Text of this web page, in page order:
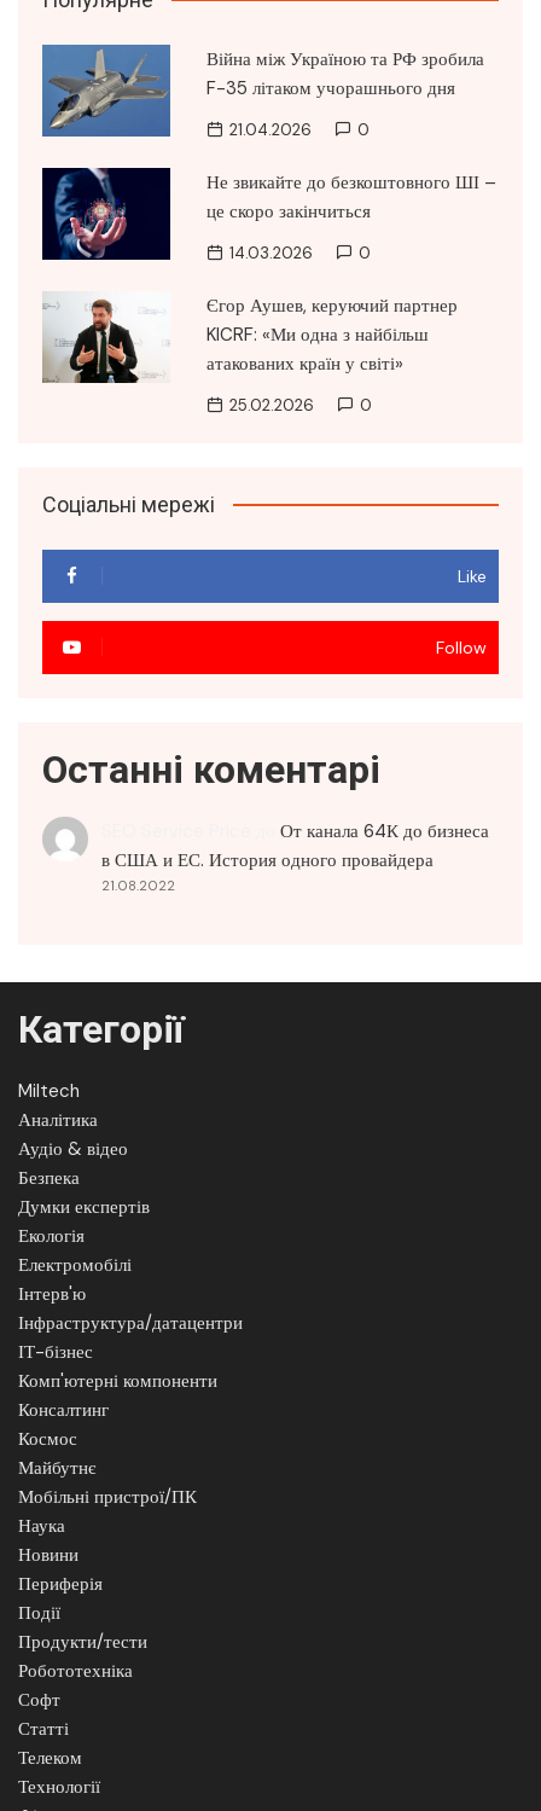
Війна між Україною та РФ зробила
F-35 літаком учорашнього дня
21.04.2026 0
Не звикайте до безкоштовного ШІ –
це скоро закінчиться
14.03.2026 0
Єгор Аушев, керуючий партнер
KICRF: «Ми одна з найбільш
атакованих країн у світі»
25.02.2026 0
Соціальні мережі
Like
Follow
Останні коментарі
От канала 64К до бизнеса
в США и ЕС. История одного провайдера
21.08.2022
Категорії
Miltech
Аналітика
Аудіо & відео
Безпека
Думки експертів
Екологія
Електромобілі
Інтерв'ю
Інфраструктура/датацентри
ІТ-бізнес
Комп'ютерні компоненти
Консалтинг
Космос
Майбутнє
Мобільні пристрої/ПК
Наука
Новини
Периферія
Події
Продукти/тести
Робототехніка
Софт
Статті
Телеком
Технології